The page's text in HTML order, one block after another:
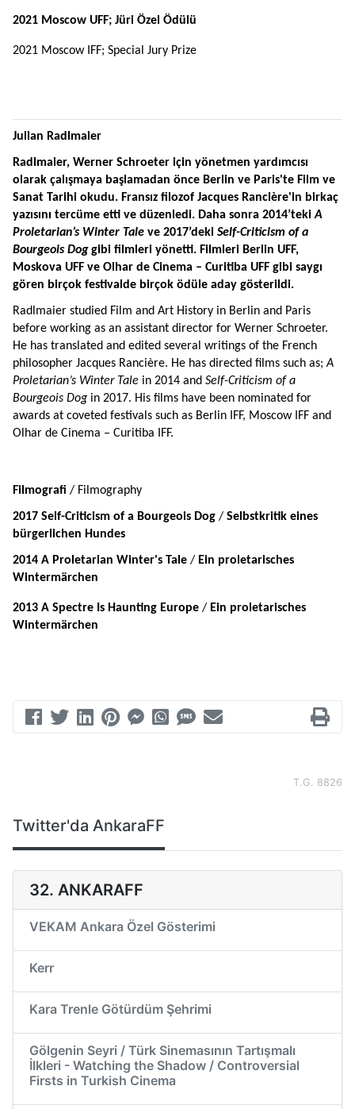
2021 Moscow UFF; Jüri Özel Ödülü
2021 Moscow IFF; Special Jury Prize
Julian Radlmaier
Radlmaier, Werner Schroeter için yönetmen yardımcısı
olarak çalışmaya başlamadan önce Berlin ve Paris'te Film ve
Sanat Tarihi okudu. Fransız filozof Jacques Rancière'in birkaç
yazısını tercüme etti ve düzenledi. Daha sonra 2014’teki A
Proletarian’s Winter Tale ve 2017’deki Self-Criticism of a
Bourgeois Dog gibi filmleri yönetti. Filmleri Berlin UFF,
Moskova UFF ve Olhar de Cinema – Curitiba UFF gibi saygı
gören birçok festivalde birçok ödüle aday gösterildi.
Radlmaier studied Film and Art History in Berlin and Paris
before working as an assistant director for Werner Schroeter.
He has translated and edited several writings of the French
philosopher Jacques Rancière. He has directed films such as; A
Proletarian’s Winter Tale in 2014 and Self-Criticism of a
Bourgeois Dog in 2017. His films have been nominated for
awards at coveted festivals such as Berlin IFF, Moscow IFF and
Olhar de Cinema – Curitiba IFF.
Filmografi / Filmography
2017 Self-Criticism of a Bourgeois Dog / Selbstkritik eines
bürgerlichen Hundes
2014 A Proletarian Winter's Tale / Ein proletarisches
Wintermärchen
2013 A Spectre Is Haunting Europe / Ein proletarisches
Wintermärchen
T.G. 8826
Twitter'da AnkaraFF
32. ANKARAFF
VEKAM Ankara Özel Gösterimi
Kerr
Kara Trenle Götürdüm Şehrimi
Gölgenin Seyri / Türk Sinemasının Tartışmalı
İlkleri - Watching the Shadow / Controversial
Firsts in Turkish Cinema